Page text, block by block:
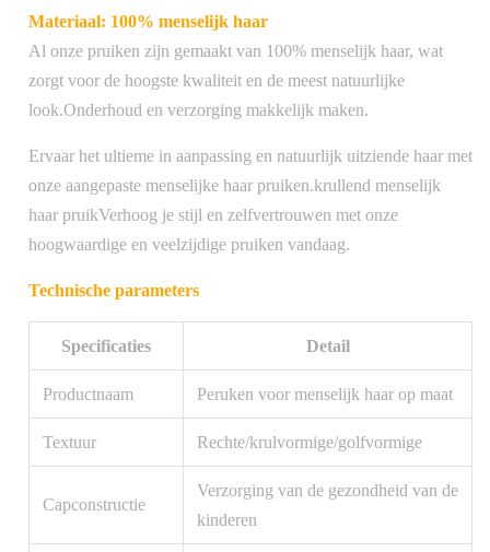
Materiaal: 100% menselijk haar
Al onze pruiken zijn gemaakt van 100% menselijk haar, wat
zorgt voor de hoogste kwaliteit en de meest natuurlijke
look.Onderhoud en verzorging makkelijk maken.
Ervaar het ultieme in aanpassing en natuurlijk uitziende haar met
onze aangepaste menselijke haar pruiken.krullend menselijk
haar pruikVerhoog je stijl en zelfvertrouwen met onze
hoogwaardige en veelzijdige pruiken vandaag.
Technische parameters
Specificaties Detail
Productnaam Peruken voor menselijk haar op maat
Textuur Rechte/krulvormige/golfvormige
Capconstructie
Verzorging van de gezondheid van de
kinderen